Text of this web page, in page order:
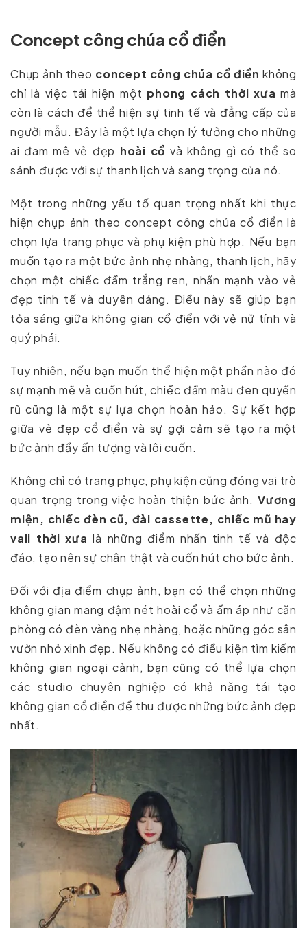
Concept công chúa cổ điển
Chụp ảnh theo concept công chúa cổ điển không
chỉ là việc tái hiện một phong cách thời xưa mà
còn là cách để thể hiện sự tinh tế và đẳng cấp của
người mẫu. Đây là một lựa chọn lý tưởng cho những
ai đam mê vẻ đẹp hoài cổ và không gì có thể so
sánh được với sự thanh lịch và sang trọng của nó.
Một trong những yếu tố quan trọng nhất khi thực
hiện chụp ảnh theo concept công chúa cổ điển là
chọn lựa trang phục và phụ kiện phù hợp. Nếu bạn
muốn tạo ra một bức ảnh nhẹ nhàng, thanh lịch, hãy
chọn một chiếc đầm trắng ren, nhấn mạnh vào vẻ
đẹp tinh tế và duyên dáng. Điều này sẽ giúp bạn
tỏa sáng giữa không gian cổ điển với vẻ nữ tính và
quý phái.
Tuy nhiên, nếu bạn muốn thể hiện một phần nào đó
sự mạnh mẽ và cuốn hút, chiếc đầm màu đen quyến
rũ cũng là một sự lựa chọn hoàn hảo. Sự kết hợp
giữa vẻ đẹp cổ điển và sự gợi cảm sẽ tạo ra một
bức ảnh đầy ấn tượng và lôi cuốn.
Không chỉ có trang phục, phụ kiện cũng đóng vai trò
quan trọng trong việc hoàn thiện bức ảnh. Vương
miện, chiếc đèn cũ, đài cassette, chiếc mũ hay
vali thời xưa là những điểm nhấn tinh tế và độc
đáo, tạo nên sự chân thật và cuốn hút cho bức ảnh.
Đối với địa điểm chụp ảnh, bạn có thể chọn những
không gian mang đậm nét hoài cổ và ấm áp như căn
phòng có đèn vàng nhẹ nhàng, hoặc những góc sân
vườn nhỏ xinh đẹp. Nếu không có điều kiện tìm kiếm
không gian ngoại cảnh, bạn cũng có thể lựa chọn
các studio chuyên nghiệp có khả năng tái tạo
không gian cổ điển để thu được những bức ảnh đẹp
nhất.